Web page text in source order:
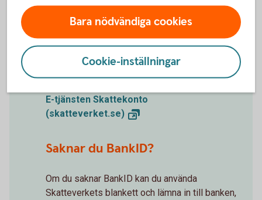
Logga nu in i e-tjänsten Skattekonto. När du är
inloggad, tryck på fliken ”Utbetalning”.
Ändra kontonumret
Här kan du ändra ditt kontonummer inklusive
clearingnummer till ditt aktuella kontonummer.
E-tjänsten Skattekonto
(skatteverket.se)
Saknar du BankID?
Om du saknar BankID kan du använda
Skatteverkets blankett och lämna in till banken,
Bara nödvändiga cookies
Cookie-inställningar